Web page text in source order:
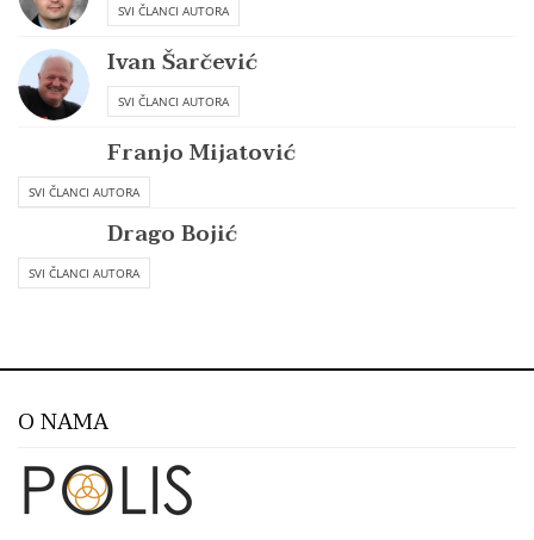
SVI ČLANCI AUTORA
Ivan Šarčević
SVI ČLANCI AUTORA
Franjo Mijatović
SVI ČLANCI AUTORA
Drago Bojić
SVI ČLANCI AUTORA
O NAMA